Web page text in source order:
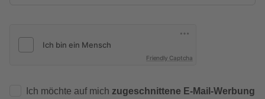
Friendly Captcha
Ich möchte auf mich zugeschnittene E-Mail-Werbung